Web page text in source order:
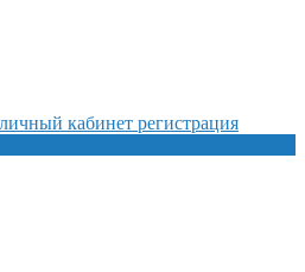
кабинет регистрация